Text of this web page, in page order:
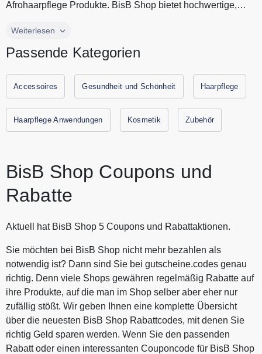
Afrohaarpflege Produkte. BisB Shop bietet hochwertige,
BisB Shop ist Ihr Onlineshop für Wellen, Locken und
natürliche Produkte zur Reinigung, Pflege und Styling von
die richtigen Pflegeprodukte bei BisB Shop. Alle aktuellen
Gutscheine und Rabattaktionen von BisB Shop finden Sie
immer hier auf Gutscheine.codes
Weiterlesen
Passende Kategorien
Accessoires Gesundheit und Schönheit Haarpflege
Haarpflege Anwendungen Kosmetik Zubehör
BisB Shop Coupons und
Rabatte
Aktuell hat BisB Shop 5 Coupons und Rabattaktionen.
Sie möchten bei BisB Shop nicht mehr bezahlen als
notwendig ist? Dann sind Sie bei gutscheine.codes genau
richtig. Denn viele Shops gewähren regelmäßig Rabatte auf
ihre Produkte, auf die man im Shop selber aber eher nur
zufällig stößt. Wir geben Ihnen eine komplette Übersicht
über die neuesten BisB Shop Rabattcodes, mit denen Sie
richtig Geld sparen werden. Wenn Sie den passenden
Rabatt oder einen interessanten Couponcode für BisB Shop